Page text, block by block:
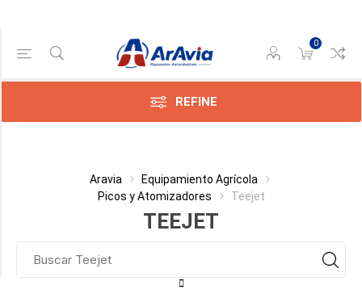
0
REFINE
Aravia
Equipamiento Agrícola
Picos y Atomizadores
Teejet
TEEJET
Gama de precios
Min:$
Disponible